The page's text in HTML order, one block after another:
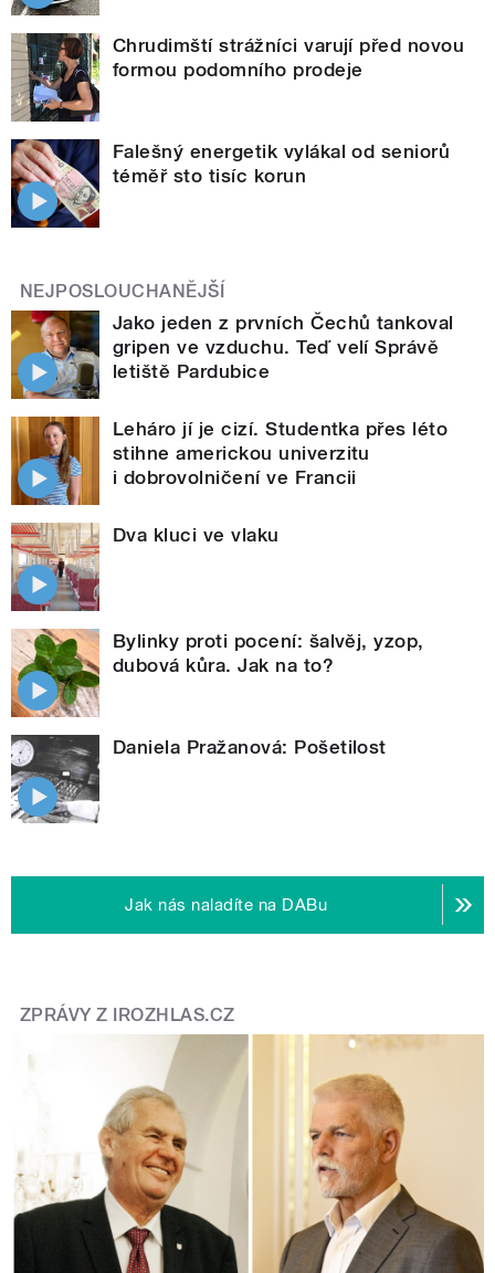
Chrudimští strážníci varují před novou
formou podomního prodeje
Falešný energetik vylákal od seniorů
téměř sto tisíc korun
NEJPOSLOUCHANĚJŠÍ
Jako jeden z prvních Čechů tankoval
gripen ve vzduchu. Teď velí Správě
letiště Pardubice
Leháro jí je cizí. Studentka přes léto
stihne americkou univerzitu
i dobrovolničení ve Francii
Dva kluci ve vlaku
Bylinky proti pocení: šalvěj, yzop,
dubová kůra. Jak na to?
Daniela Pražanová: Pošetilost
Jak nás naladíte na DABu
ZPRÁVY Z IROZHLAS.CZ